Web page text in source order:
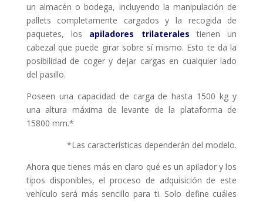
un almacén o bodega, incluyendo la manipulación de
pallets completamente cargados y la recogida de
paquetes, los apiladores trilaterales
tienen un
cabezal que puede girar sobre sí mismo. Esto te da la
posibilidad de coger y dejar cargas en cualquier lado
del pasillo.
Poseen una capacidad de carga de hasta 1500 kg y
una altura máxima de levante de la plataforma de
15800 mm.*
*Las características dependerán del modelo.
Ahora que tienes más en claro qué es un apilador y los
tipos disponibles, el proceso de adquisición de este
vehículo será más sencillo para ti. Solo define cuáles